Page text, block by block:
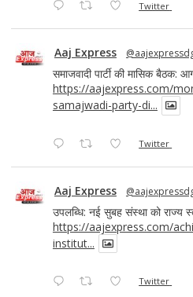
Twitter
Aaj Express
समाजवादी पार्टी की मासिक बैठक:
https://aajexpress.com/
samajwadi-party-di...
Twitter
Aaj Express
उपलब्धि: नई सुबह संस्था को राज्य
https://aajexpress.com/
institut...
Twitter